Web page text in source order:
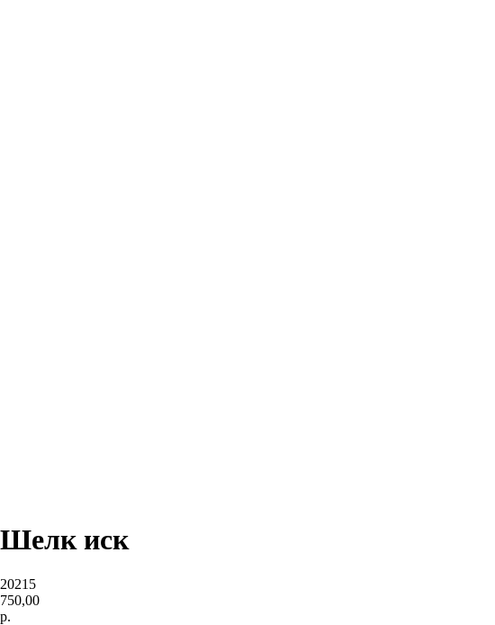
Шелк иск
20215
750,00
р.